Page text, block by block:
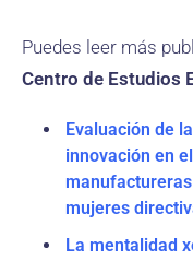
Puedes leer más
Centro de Estudios
Evaluación de
innovación en
mujeres
La mentalidad